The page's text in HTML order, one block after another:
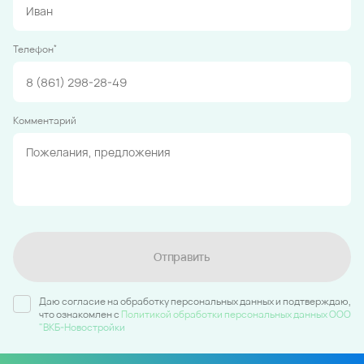
Телефон*
Комментарий
Отправить
Даю согласие на обработку персональных данных и подтверждаю,
что ознакомлен c Политикой обработки персональных данных ООО
"ВКБ-Новостройки